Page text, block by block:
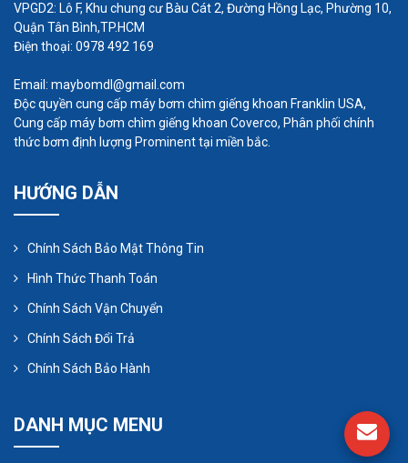
Các đặc tính tạo sự sống của nước khuyến khích
sự phát triển của vi khuẩn, có thể làm hôi bề mặt
oxy và carbon dioxide), có thể ăn mòn kim
loại. Nếu không được xử lý, cáu cặn và tắc nghẽn
có thể làm giảm hiệu suất của nhà máy và có thể
hoạch.
Để bảo vệ thiết bị của nhà máy, các liều lượng
chính xác của axit sulfuric, phốt phát và các chất
đóng cặn và chống tắc nghẽn.
VPGD2: Lô F, Khu chung cư Bàu Cát 2, Đường Hồng Lạc, Phường 10,
Quận Tân Bình,TP.HCM
Điện thoại: 0978 492 169
Email: maybomdl@gmail.com
Độc quyền cung cấp máy bơm chìm giếng khoan Franklin USA,
Cung cấp máy bơm chìm giếng khoan Coverco, Phân phối chính
thức bơm định lượng Prominent tại miền bắc.
HƯỚNG DẪN
Chính Sách Bảo Mật Thông Tin
Hình Thức Thanh Toán
Chính Sách Vận Chuyển
Chính Sách Đổi Trả
Chính Sách Bảo Hành
DANH MỤC MENU